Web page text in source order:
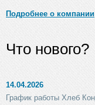
Подробнее о компании
Что нового?
14.04.2026
График работы Хлеб